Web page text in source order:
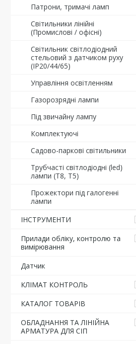
Патрони, тримачі ламп
Світильники лінійні
(Промислові / офісні)
Світильник світлодіодний
стельовий з датчиком руху
(ІР20/44/65)
Управління освітленням
Газорозрядні лампи
Під звичайну лампу
Комплектуючі
Садово-паркові світильники
Трубчасті світлодіодні (led)
лампи (Т8, Т5)
Прожектори під галогенні
лампи
ІНСТРУМЕНТИ
Прилади обліку, контролю та
вимірювання
Датчик
КЛІМАТ КОНТРОЛЬ
КАТАЛОГ ТОВАРІВ
ОБЛАДНАННЯ ТА ЛІНІЙНА
АРМАТУРА ДЛЯ СІП